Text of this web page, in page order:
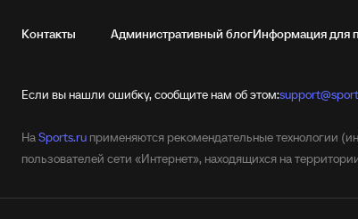
Контакты Административный блогИнформация для
Если вы нашли ошибку, сообщите нам об этом:
НаSports.ru применяются рекомендательные технологии
пользователей сети «Интернет», находящихся на